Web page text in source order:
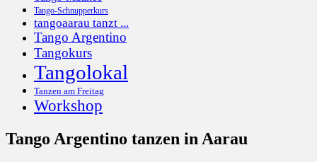
Tango-Schnupperkurs
tangoaarau tanzt ...
Tango Argentino
Tangokurs
Tangolokal
Tanzen am Freitag
Workshop
Tango Argentino tanzen in Aarau